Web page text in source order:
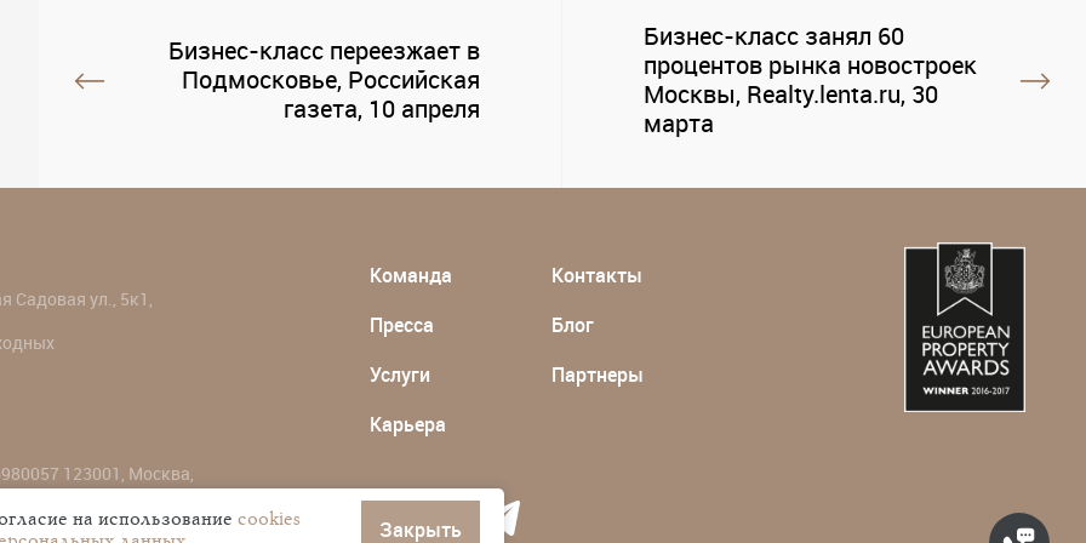
Бизнес-класс переезжает в
Подмосковье, Российская
газета, 10 апреля
Бизнес-класс занял 60
процентов рынка новостроек
Москвы, Realty.lenta.ru, 30
марта
Садовая ул., 5к1,
123001, Москва,
Команда
Пресса
Услуги
Карьера
Контакты
Блог
Партнеры
на использование cookies
Закрыть